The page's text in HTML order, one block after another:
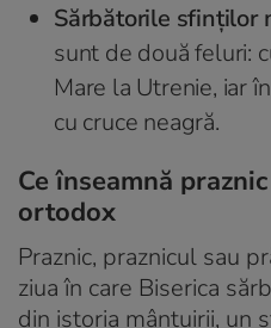
Sărbătorile sfinților
sunt de două feluri:
Mare la Utrenie, iar
cu cruce neagră.
Ce înseamnă
ortodox
Praznic, praznicul sau
ziua în care Biserica
din istoria mântuirii, un